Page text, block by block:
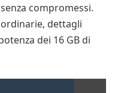
compromessi.
dettagli
dei 16 GB di